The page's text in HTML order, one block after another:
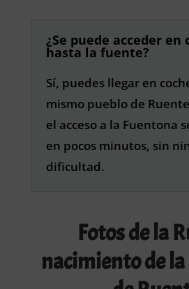
¿Se puede acceder en
hasta la fuente?
Sí, puedes llegar en
mismo pueblo de
el acceso a la Fuentona
en pocos minutos, sin
dificultad.
Fotos de la
nacimiento de